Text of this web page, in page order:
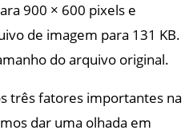
900 × 600 pixels e
de imagem para 131 KB.
do arquivo original.
três fatores importantes na
dar uma olhada em